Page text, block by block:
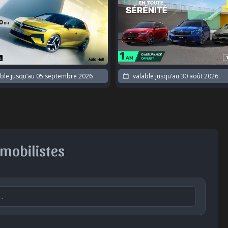
jusqu’au 05 septembre 2026 valable jusqu’au 30 août 2026
Publier